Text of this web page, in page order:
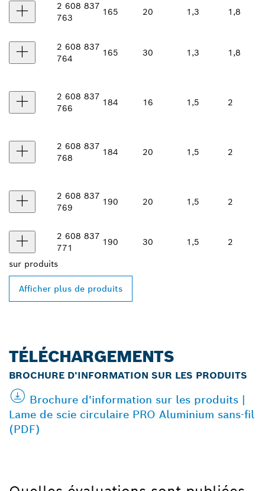
2 608 837
763
165 20 1,3 1,8
2 608 837
764
165 30 1,3 1,8
2 608 837
766
184 16 1,5 2
2 608 837
768
184 20 1,5 2
2 608 837
769
190 20 1,5 2
2 608 837
771
190 30 1,5 2
sur produits
Afficher plus de produits
TÉLÉCHARGEMENTS
BROCHURE D'INFORMATION SUR LES PRODUITS
Brochure d'information sur les produits |
Lame de scie circulaire PRO Aluminium sans-fil
(PDF)